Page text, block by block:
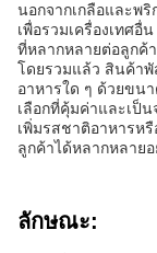
นอกจากเกลือและพ
เพื่อรวมเครื่องเทศอื่
ที่หลากหลายต่อลูกค้
โดยรวมแล้ว สินค้า
อาหารใด ๆ ด้วยขน
เลือกที่คุ้มค่าและเป็
เพิ่มรสชาติอาหารห
ลูกค้าได้หลากหลายอ
ลักษณะ: